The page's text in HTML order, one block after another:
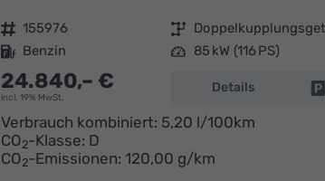
Fahrzeugnr. 155976 Getriebe
Kraftstoff Benzin Leistung 85 kW (116 PS)
24.840,– €
incl. 19% MwSt.
Details
Verbrauch kombiniert: 5,20 l/100km
CO2-Klasse: D
CO2-Emissionen: 120,00 g/km